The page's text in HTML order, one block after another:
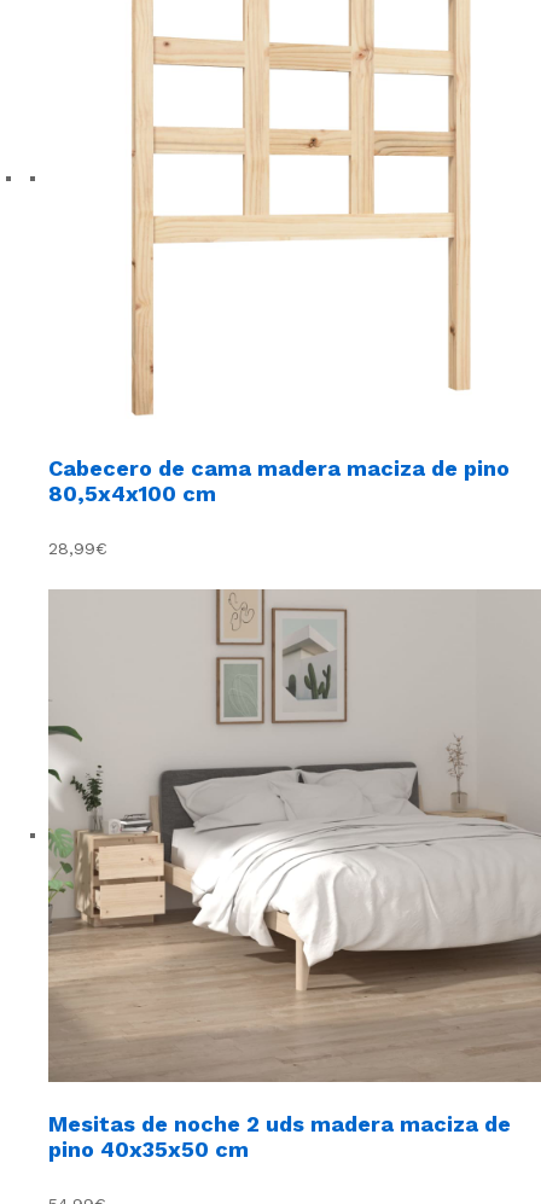
Cabecero de cama madera maciza de pino
80,5x4x100 cm
28,99€
Mesitas de noche 2 uds madera maciza de
pino 40x35x50 cm